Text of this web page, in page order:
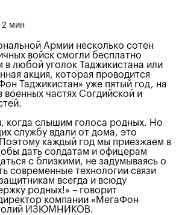
2 мин
Армии несколько сотен
войск смогли бесплатно
в любой уголок Таджикистана или
акция, которая проводится
Таджикистан» уже пятый год, на
военных частях Согдийской и
когда слышим голоса родных. Но
службу вдали от дома, это
каждый год мы приезжаем в
дать солдатам и офицерам
с близкими, не задумываясь о
современные технологии связи
всегда и всюду
родных!» – говорит
компании «МегаФон
ИЗЮМНИКОВ.